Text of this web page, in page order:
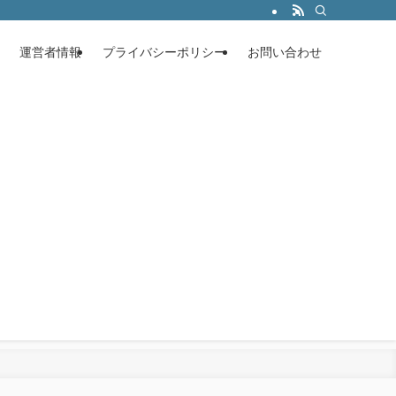
運営者情報 プライバシーポリシー お問い合わせ